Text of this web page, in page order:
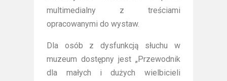
multimedialny z treściami
opracowanymi do wystaw.
Dla osób z dysfunkcją słuchu w
muzeum dostępny jest „Przewodnik
dla małych i dużych wielbicieli